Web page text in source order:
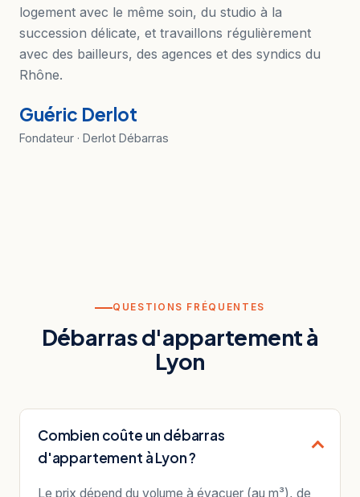
logement avec le même soin, du studio à la
succession délicate, et travaillons régulièrement
avec des bailleurs, des agences et des syndics du
Rhône.
Guéric Derlot
Fondateur · Derlot Débarras
QUESTIONS FRÉQUENTES
Débarras d'appartement à
Lyon
Combien coûte un débarras
d'appartement à Lyon ?
Le prix dépend du volume à évacuer (au m³), de